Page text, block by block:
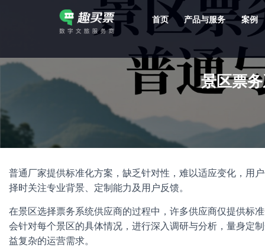
首页 产品与服务 案例
景区票
普通厂家提供标准化方案，缺乏针对性，难以适应变化，用
择时关注专业背景、定制能力及用户反馈。
在景区选择票务系统供应商的过程中，许多供应商仅提供标
会针对每个景区的具体情况，进行深入调研与分析，量身定
益复杂的运营需求。